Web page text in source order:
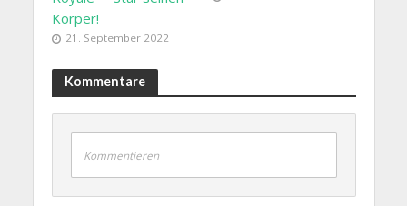
Körper!
21. September 2022
Kommentare
Kommentieren